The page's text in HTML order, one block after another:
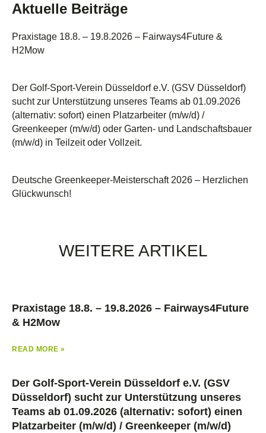
Aktuelle Beiträge
Praxistage 18.8. – 19.8.2026 – Fairways4Future &
H2Mow
Der Golf-Sport-Verein Düsseldorf e.V. (GSV Düsseldorf)
sucht zur Unterstützung unseres Teams ab 01.09.2026
(alternativ: sofort) einen Platzarbeiter (m/w/d) /
Greenkeeper (m/w/d) oder Garten- und Landschaftsbauer
(m/w/d) in Teilzeit oder Vollzeit.
Deutsche Greenkeeper-Meisterschaft 2026 – Herzlichen
Glückwunsch!
WEITERE ARTIKEL
Praxistage 18.8. – 19.8.2026 – Fairways4Future
& H2Mow
READ MORE »
Der Golf-Sport-Verein Düsseldorf e.V. (GSV
Düsseldorf) sucht zur Unterstützung unseres
Teams ab 01.09.2026 (alternativ: sofort) einen
Platzarbeiter (m/w/d) / Greenkeeper (m/w/d)